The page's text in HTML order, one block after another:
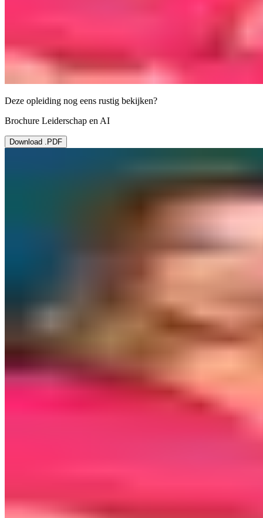
Deze opleiding nog eens rustig bekijken?
Brochure Leiderschap en AI
Download .PDF